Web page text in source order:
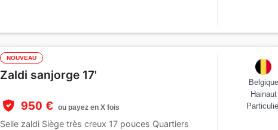
NOUVEAU
Zaldi sanjorge 17'
950 € ou payez en X fois
Selle zaldi Siège très creux 17 pouces Quartiers
Belgique
Hainaut